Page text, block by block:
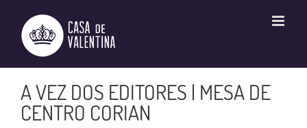
conteúdo
A VEZ DOS EDITORES | MESA DE
CENTRO CORIAN